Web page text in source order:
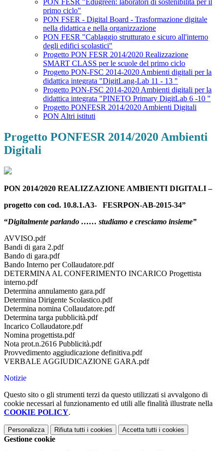
PON FESR "Edugreen: laboratori di sostenibilità per il
primo ciclo"
PON FSER - Digital Board - Trasformazione digitale
nella didattica e nella organizzazione
PON FESR "Cablaggio strutturato e sicuro all'interno
degli edifici scolastici"
Progetto PON FESR 2014/2020 Realizzazione
SMART CLASS per le scuole del primo ciclo
Progetto PON-FSC 2014-2020 Ambienti digitali per la
didattica integrata "DigitLang-Lab 11 - 13 "
Progetto PON-FSC 2014-2020 Ambienti digitali per la
didattica integrata "PINETO Primary DigitLab 6 -10 "
Progetto PONFESR 2014/2020 Ambienti Digitali
PON Altri istituti
Progetto PONFESR 2014/2020 Ambienti
Digitali
PON 2014/2020 REALIZZAZIONE AMBIENTI DIGITALI –
progetto con cod. 10.8.1.A3- FESRPON-AB-2015-34”
“Digitalmente parlando …… studiamo e cresciamo insieme”
AVVISO.pdf
Bandi di gara 2.pdf
Bando di gara.pdf
Bando Interno per Collaudatore.pdf
DETERMINA AL CONFERIMENTO INCARICO Progettista
interno.pdf
Determina annulamento gara.pdf
Determina Dirigente Scolastico.pdf
Determina nomina Collaudatore.pdf
Determina targa pubblicità.pdf
Incarico Collaudatore.pdf
Nomina progettista.pdf
Nota prot.n.2616 Pubblicità.pdf
Provvedimento aggiudicazione definitiva.pdf
VERBALE AGGIUDICAZIONE GARA.pdf
Notizie
Questo sito o gli strumenti terzi da questo utilizzati si avvalgono di
cookie necessari al funzionamento ed utili alle finalità illustrate nella
COOKIE POLICY.
Personalizza Rifiuta tutti i cookies Accetta tutti i cookies
Gestione cookie